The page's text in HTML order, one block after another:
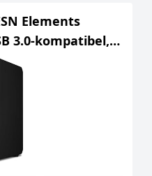
Elements
3.0-kompatibel,
Musik, Videos